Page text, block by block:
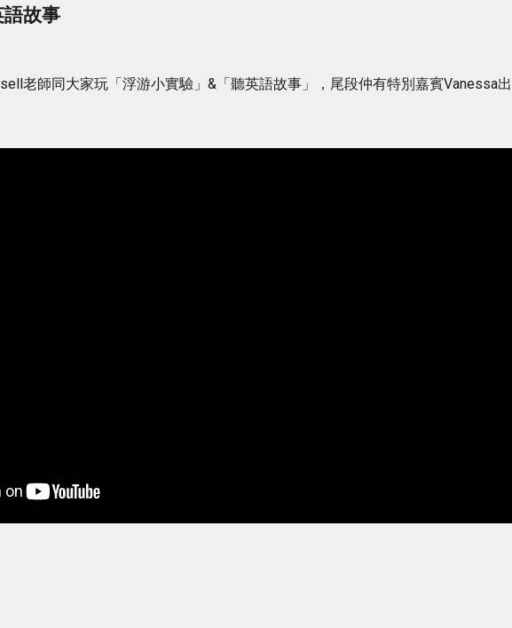
故事
老師同大家玩「浮游小實驗」&「聽英語故事」，尾段仲有特別嘉賓Vanessa出